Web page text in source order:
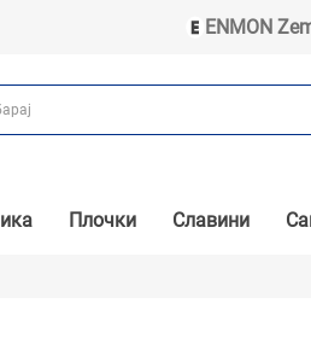
ENMON
ENMON
ENMON
Плочки Славини